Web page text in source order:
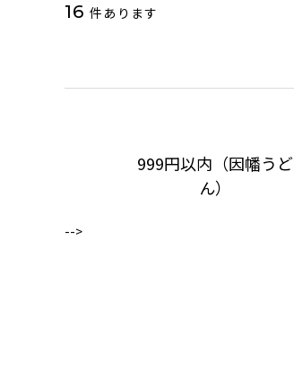
16 件あります
999円以内（因幡うど
ん）
-->